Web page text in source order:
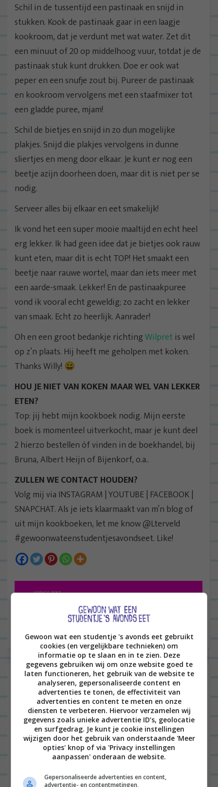
Schil in de tussentijd een pastinaak en snijd in
stukken. Kook de pastinaak gaar in een laagje
kookroom, dat je verdunt met wat water. Zet dit
een minuut of 20 op middelhoog vuur, totdat je de
pastinaak stuk kunt drukken. Doe er ook wat
peper en een snufje zout bij. Pureer de pastinaak
en kookroom vervolgens met een staafmixer tot
een gladde puree, mjam!
Schil de bietjes en snijd in zo dun mogelijke
plakjes. Snijd die plakjes vervolgens in dunne
sliertjes en meng door elkaar. Je kunt er nog een
beetje azijn doorheen doen, maar dit is niet per se
nodig.
Serveer alles bij elkaar en eet smakelijk!
Ik vond het een super mooie maaltijd en echt heel
erg lekker. Ik had geen idee dat je bietjes ook rauw
kunt eten, maar dit is echt TOP! Het smaakt een
beetje naar rauwe wortel, maar dan iets meer met
een aarde-smaak. Lekker! En de pastinaakpuree
vond ik vooral echt geweldig; zo zacht en lekker
van smaak. Echt zo heerlijk. Aanrader!
Oh en een groot bedankje richtingWilpret is wel
op z’n plaats. Hij heeft me geholpen met koken.
Thanks Willy! 😀
HOU JE NIET VAN KOKEN MAAR WEL VAN LEKKER
ETEN?
Top: jij hebt mijn kookboek nodig. Mijn eerste
boek is momenteel uitverkocht, maar je kunt deel
2 hierzo bestellen óf vinden in de boekhandel, bij
Bruna, Albert Heijn of Bijenkorf, o.a..
ZULLEN WE CONTACT HOUDEN?
Volg mij via INSTAGRAM | YOUTUBE | FACEBOOK |
SNAPCHAT. Als je iets klaarmaakt van m’n blog of
uit mijn kookboeken, let me know @Lterveld
#gewoonwateenstudentjesavondseet. Like!
B VORIGE POST
VOLGENDE POST
Laat een reactie achter
Het e-mailadres wordt niet gepubliceerd.Vereiste
velden zijn gemarkeerd met*
Gewoon wat een studentje 's avonds eet gebruikt
cookies (en vergelijkbare technieken) om
informatie op te slaan en in te zien. Deze
gegevens gebruiken wij om onze website goed te
laten functioneren, het gebruik van de website te
analyseren, gepersonaliseerde content en
advertenties te tonen, de effectiviteit van
advertenties en content te meten en onze
diensten te verbeteren. Hiervoor verzamelen wij
gegevens zoals unieke advertentie ID’s, geolocatie
en surfgedrag. Je kunt je cookie instellingen
wijzigen door het gebruik van onderstaande 'Meer
opties' knop of via 'Privacy instellingen
aanpassen' onderaan de website.
Gepersonaliseerde advertenties en content,
advertentie- en contentmetingen,